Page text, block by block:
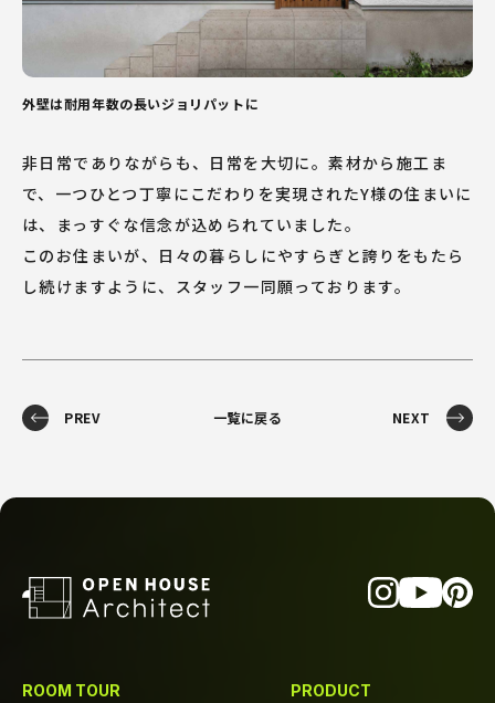
外壁は耐用年数の長いジョリパットに
非日常でありながらも、日常を大切に。素材から施工ま
で、一つひとつ丁寧にこだわりを実現されたY様の住まいに
は、まっすぐな信念が込められていました。
このお住まいが、日々の暮らしにやすらぎと誇りをもたら
し続けますように、スタッフ一同願っております。
PREV NEXT
一覧に戻る
ROOM TOUR
PRODUCT